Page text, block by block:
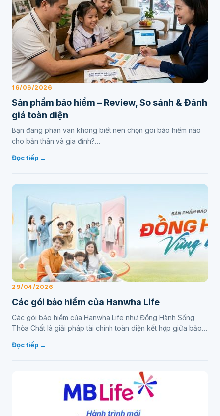
16/06/2026
Sản phẩm bảo hiểm – Review, So sánh & Đánh
giá toàn diện
Bạn đang phân vân không biết nên chọn gói bảo hiểm nào
cho bản thân và gia đình?…
Đọc tiếp →
29/04/2026
Các gói bảo hiểm của Hanwha Life
Các gói bảo hiểm của Hanwha Life như Đồng Hành Sống
Thỏa Chất là giải pháp tài chính toàn diện kết hợp giữa bảo
Đọc tiếp →